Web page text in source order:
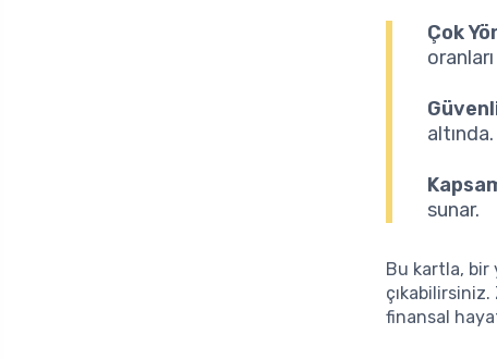
Çok
altında.
sunar.
Bu kartla, bir
finansal